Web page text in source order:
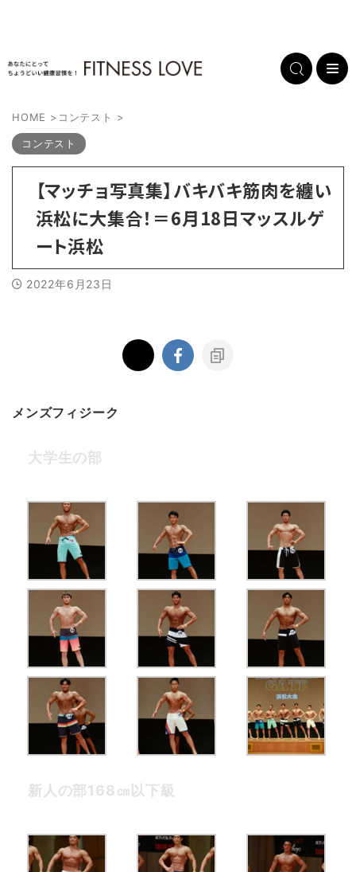
HOME > コンテスト >
コンテスト
【マッチョ写真集】バキバキ筋肉を纏い
浜松に大集合！＝6月18日マッスルゲ
ート浜松
2022年6月23日
メンズフィジーク
大学生の部
新人の部168㎝以下級